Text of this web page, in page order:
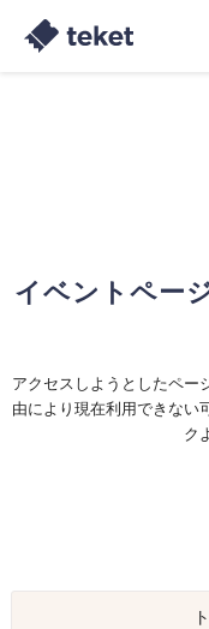
イベントペー
アクセスしようとしたペー
由により現在利用できない
ク